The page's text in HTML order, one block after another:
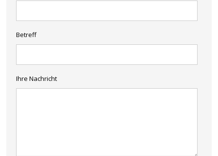
Betreff
Ihre Nachricht